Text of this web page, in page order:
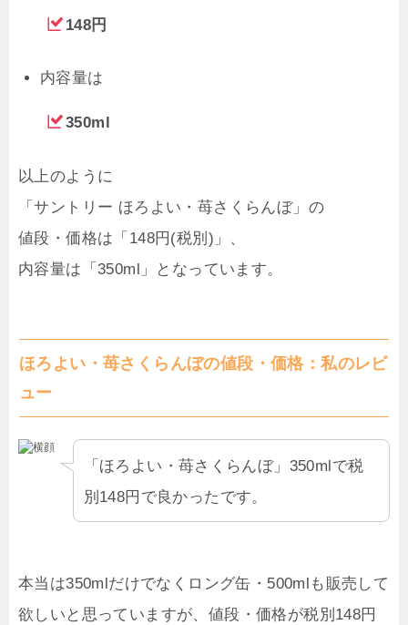
148円
内容量は
350ml
以上のように
「サントリー ほろよい・苺さくらんぼ」の
値段・価格は「148円(税別)」、
内容量は「350ml」となっています。
ほろよい・苺さくらんぼの値段・価格：私のレビ
ュー
「ほろよい・苺さくらんぼ」350mlで税
別148円で良かったです。
本当は350mlだけでなくロング缶・500mlも販売して
欲しいと思っていますが、値段・価格が税別148円